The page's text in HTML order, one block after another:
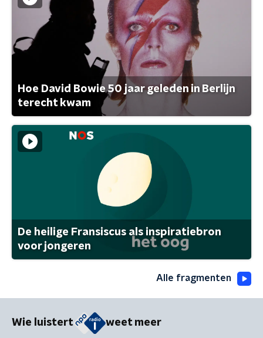
Hoe David Bowie 50 jaar geleden in Berlijn
terecht kwam
De heilige Fransiscus als inspiratiebron
voor jongeren
Alle fragmenten
Wie luistert weet meer